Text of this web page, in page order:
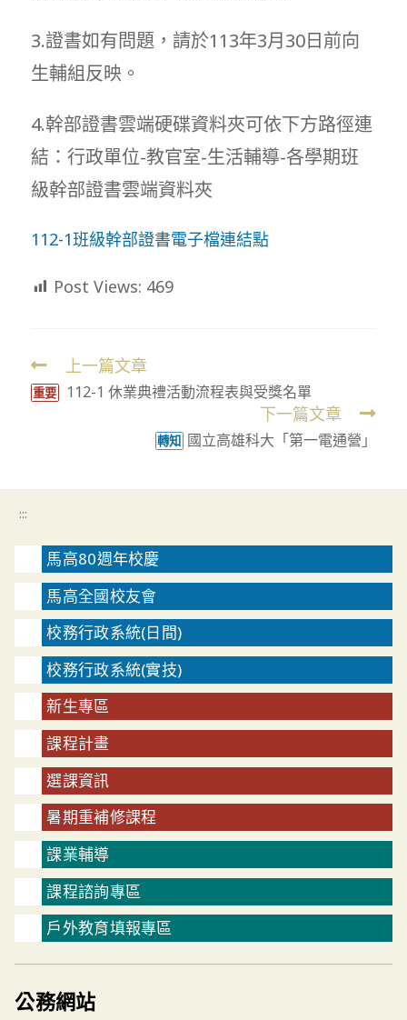
3.證書如有問題，請於113年3月30日前向
生輔組反映。
4.幹部證書雲端硬碟資料夾可依下方路徑連
結：行政單位-教官室-生活輔導-各學期班
級幹部證書雲端資料夾
112-1班級幹部證書電子檔連結點
Post Views: 469
Read
more
上一篇文章
重要 112-1 休業典禮活動流程表與受獎名單
下一篇文章
轉知 國立高雄科大「第一電通營」
:::
馬高80週年校慶
馬高全國校友會
校務行政系統(日間)
校務行政系統(實技)
新生專區
課程計畫
選課資訊
暑期重補修課程
課業輔導
課程諮詢專區
戶外教育填報專區
公務網站